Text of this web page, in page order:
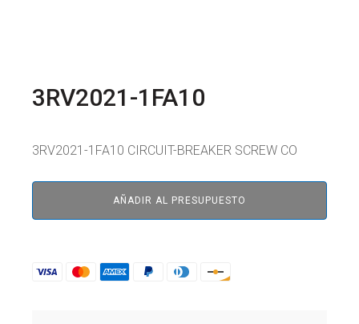
3RV2021-1FA10
3RV2021-1FA10 CIRCUIT-BREAKER SCREW CO
AÑADIR AL PRESUPUESTO